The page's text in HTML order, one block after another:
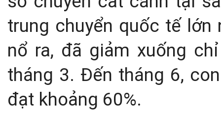
trung chuyển quốc tế
nổ ra, đã giảm xuống
tháng 3. Đến tháng 6,
đạt khoảng 60%.